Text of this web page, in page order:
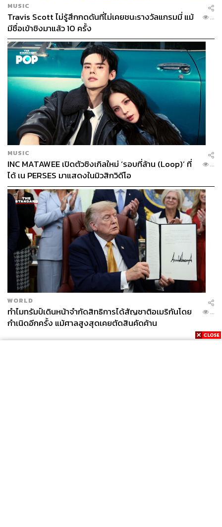
MUSIC
Travis Scott ไม่รู้สึกกดดันที่ไม่เคยชนะรางวัลแกรมมี่ แม้
มีชื่อเข้าชิงมาแล้ว 10 ครั้ง
...
MUSIC
INC MATAWEE เปิดตัวซิงเกิลใหม่ ‘รอบที่ล้าน (Loop)’ ที่
ได้ เน PERSES มาแสดงในมิวสิกวิดีโอ
...
WORLD
ทำไมทรัมป์เดินหน้าจำกัดสิทธิการได้สัญชาติอเมริกันโดย
กำเนิดอีกครั้ง แม้ศาลสูงสุดเคยตัดสินคัดค้าน
...